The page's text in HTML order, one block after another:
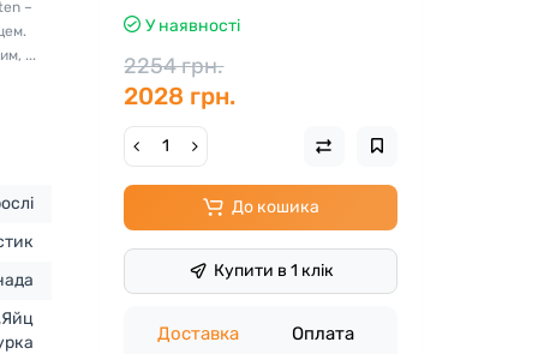
–
...
У наявності
2254 грн.
2028 грн.
До кошика
Купити в 1 клік
Доставка Оплата